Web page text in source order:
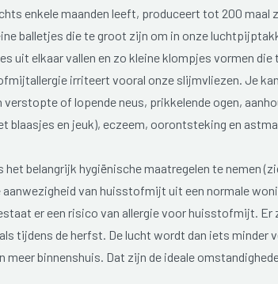
enkele maanden leeft, produceert tot 200 maal
balletjes die te groot zijn om in onze
uit elkaar vallen en zo kleine klompjes vormen
irriteert vooral onze slijmvliezen. Je
verstopte of lopende neus, prikkelende ogen,
blaasjes en jeuk), eczeem, oorontsteking en
belangrijk hygiënische maatregelen te nemen
aanwezigheid van huisstofmijt uit een normale
er een risico van allergie voor huisstofmijt. Er
tijdens de herfst. De lucht wordt dan iets minder
meer binnenshuis. Dat zijn de ideale